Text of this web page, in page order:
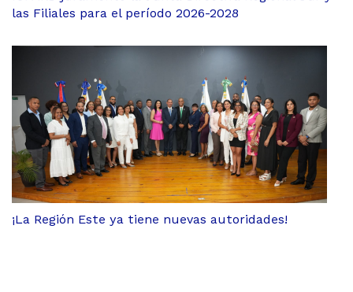
las Filiales para el período 2026-2028
¡La Región Este ya tiene nuevas autoridades!